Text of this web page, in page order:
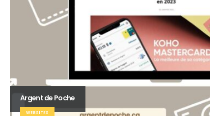
Argent de Poche
WEBSITES